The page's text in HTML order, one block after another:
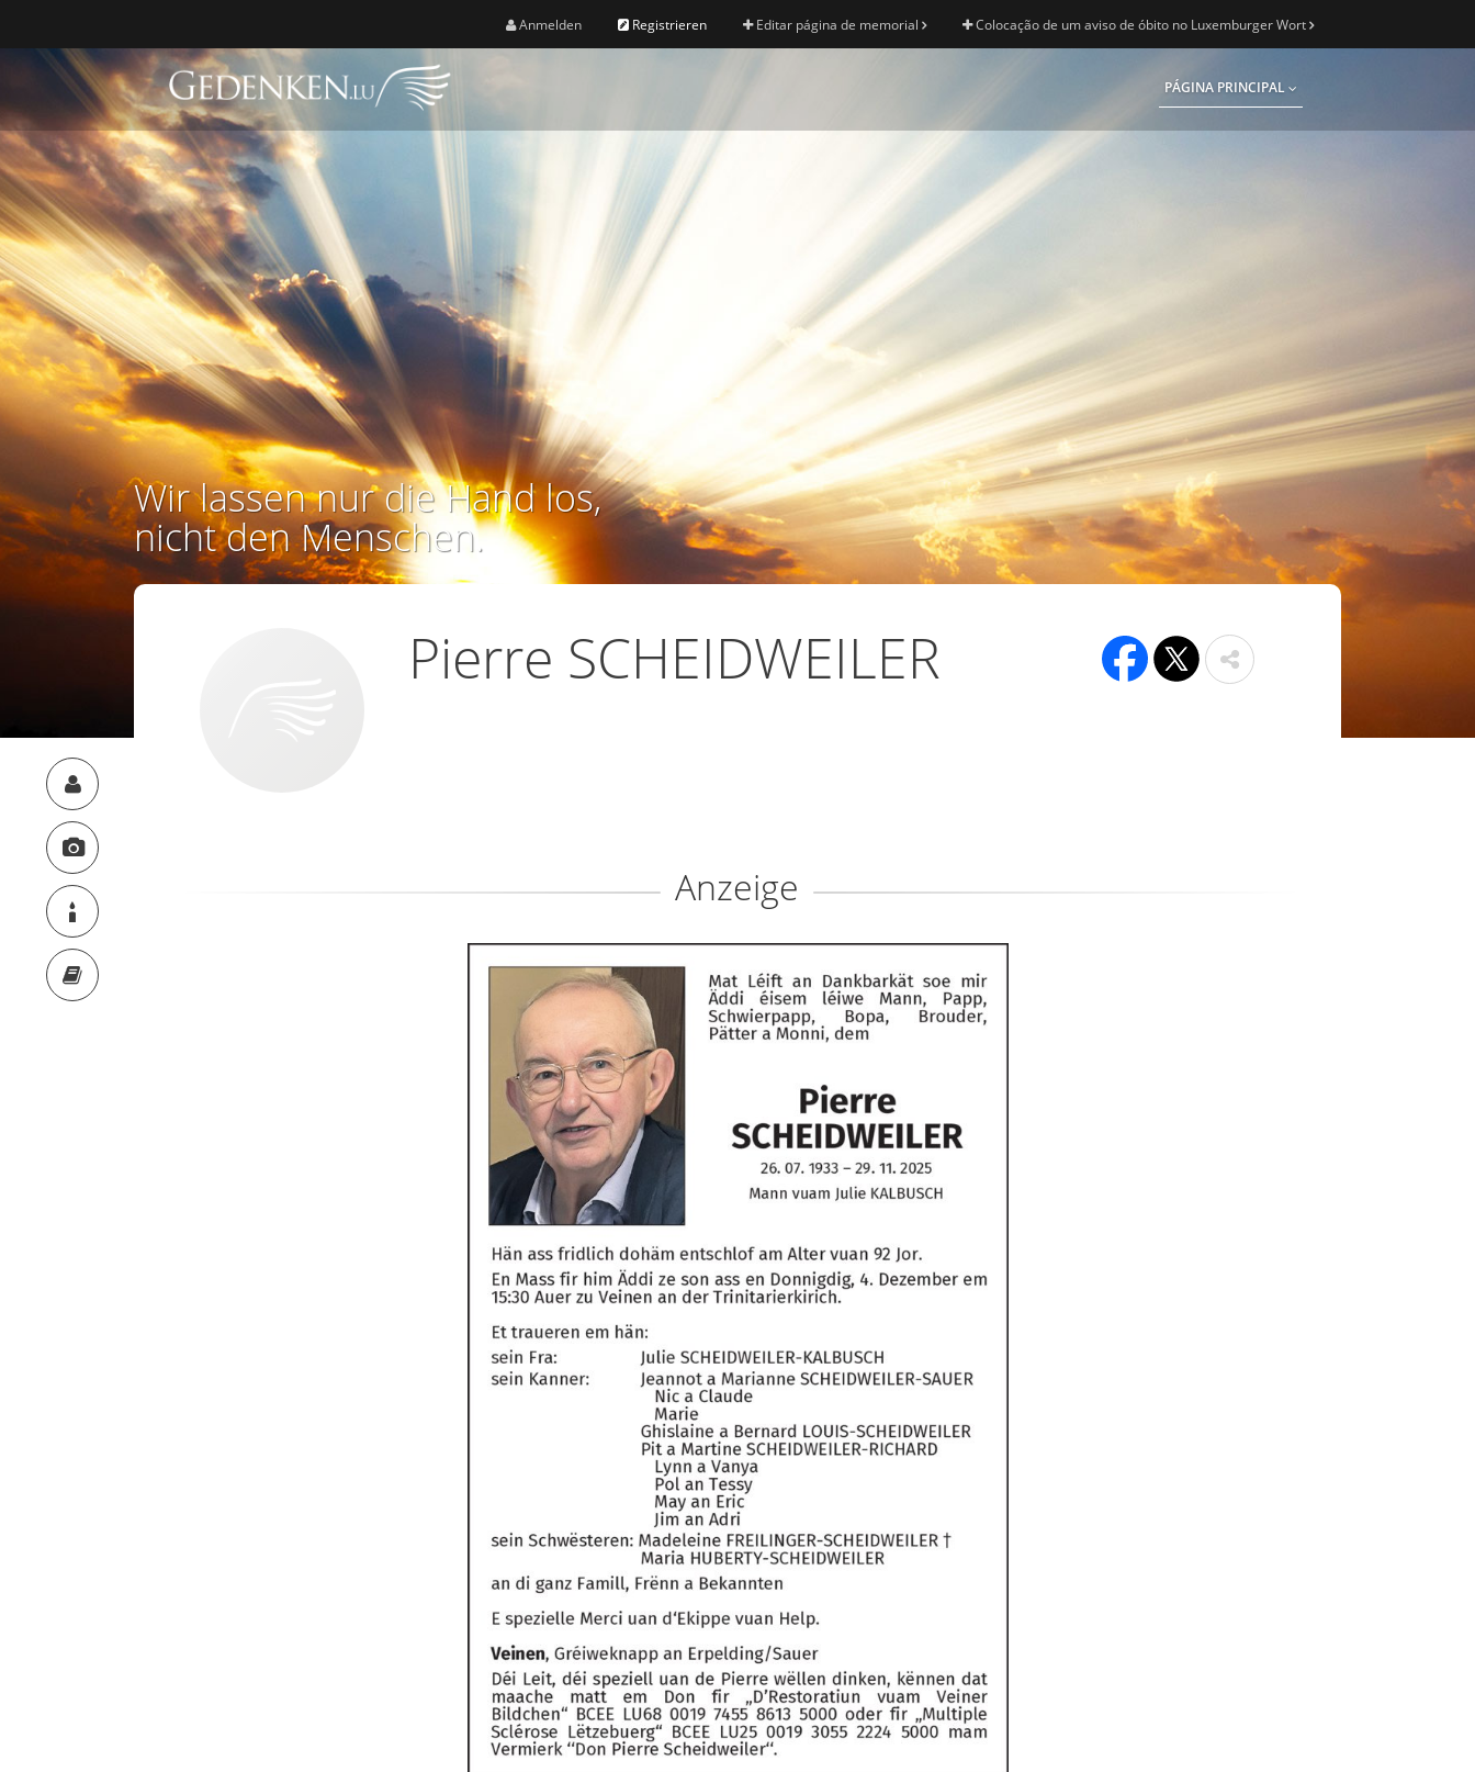
Anmelden Registrieren Editar página de memorial Colocação de um aviso de óbito no Luxemburger Wort
PÁGINA PRINCIPAL
Wir lassen nur die Hand los,
nicht den Menschen.
Pierre SCHEIDWEILER
Anzeige